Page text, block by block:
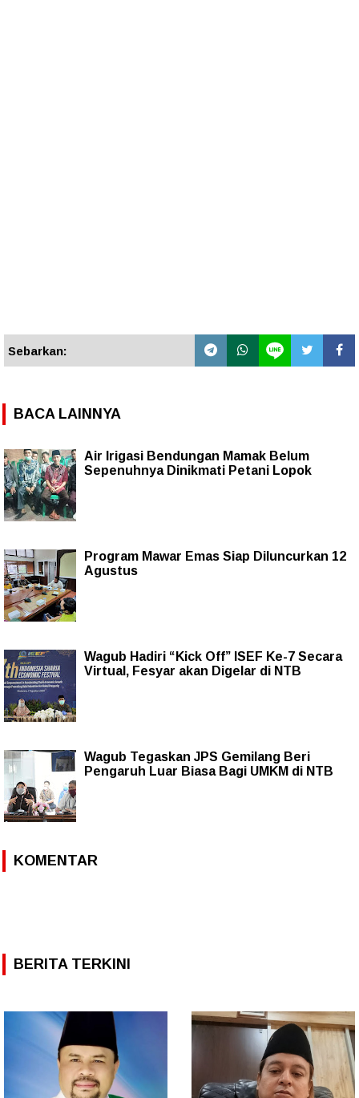
Sebarkan:
BACA LAINNYA
Air Irigasi Bendungan Mamak Belum
Sepenuhnya Dinikmati Petani Lopok
Program Mawar Emas Siap Diluncurkan 12
Agustus
Wagub Hadiri “Kick Off” ISEF Ke-7 Secara
Virtual, Fesyar akan Digelar di NTB
Wagub Tegaskan JPS Gemilang Beri
Pengaruh Luar Biasa Bagi UMKM di NTB
KOMENTAR
BERITA TERKINI